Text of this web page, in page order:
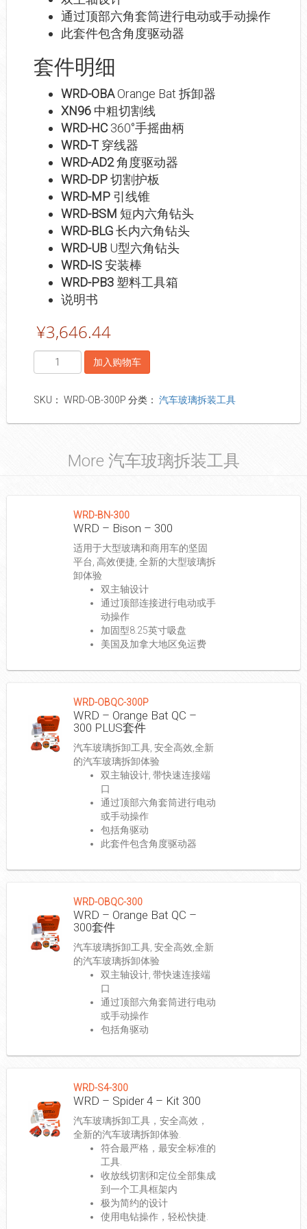
通过顶部六角套筒进行电动或手动操作
此套件包含角度驱动器
套件明细
WRD-OBAOrange Bat 拆卸器
XN96 中粗切割线
WRD-HC 360°手摇曲柄
WRD-T 穿线器
WRD-AD2角度驱动器
WRD-DP切割护板
WRD-MP 引线锥
WRD-BSM 短内六角钻头
WRD-BLG长内六角钻头
WRD-UB U型六角钻头
WRD-IS安装棒
WRD-PB3 塑料工具箱
说明书
¥3,646.44
量
加入购物车
SKU： WRD-OB-300P 分类： 汽车玻璃拆装工具
More 汽车玻璃拆装工具
WRD-BN-300
WRD – Bison – 300
适用于大型玻璃和商用车的坚固
平台, 高效便捷, 全新的大型玻璃拆
卸体验
双主轴设计
通过顶部连接进行电动或手
动操作
加固型8.25英寸吸盘
美国及加拿大地区免运费
WRD-OBQC-300P
WRD – Orange Bat QC –
300 PLUS套件
汽车玻璃拆卸工具, 安全高效,全新
的汽车玻璃拆卸体验
双主轴设计, 带快速连接端
口
通过顶部六角套筒进行电动
或手动操作
包括角驱动
此套件包含角度驱动器
WRD-OBQC-300
WRD – Orange Bat QC –
300套件
汽车玻璃拆卸工具, 安全高效,全新
的汽车玻璃拆卸体验
双主轴设计, 带快速连接端
口
通过顶部六角套筒进行电动
或手动操作
包括角驱动
WRD-S4-300
WRD – Spider 4 – Kit 300
汽车玻璃拆卸工具，安全高效，
全新的汽车玻璃拆卸体验.
符合最严格，最安全标准的
工具.
收放线切割和定位全部集成
到一个工具框架内
极为简约的设计
使用电钻操作，轻松快捷.